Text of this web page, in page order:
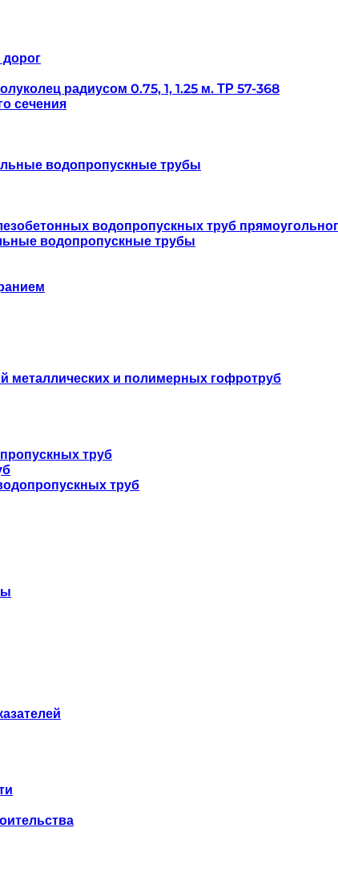
радиусом 0.75, 1, 1.25 м. ТР 57-368
сечения
водопропускные трубы
водопропускных труб
водопропускные трубы
металлических и полимерных гофротруб
труб
труб